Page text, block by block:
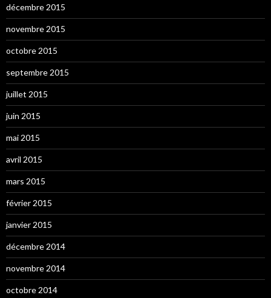
décembre 2015
novembre 2015
octobre 2015
septembre 2015
juillet 2015
juin 2015
mai 2015
avril 2015
mars 2015
février 2015
janvier 2015
décembre 2014
novembre 2014
octobre 2014